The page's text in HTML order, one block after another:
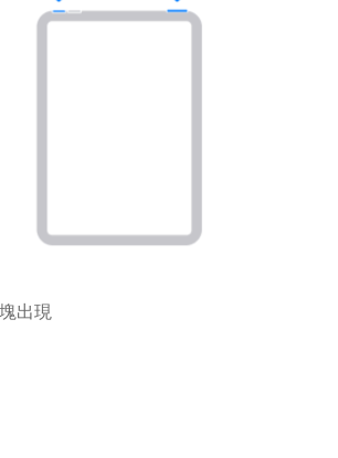
出現